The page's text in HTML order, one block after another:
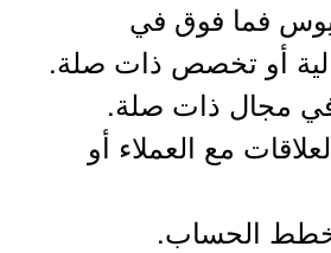
فما فوق في
أو تخصص ذات صلة.
مجال ذات صلة.
مع العملاء أو
خطط الحساب.